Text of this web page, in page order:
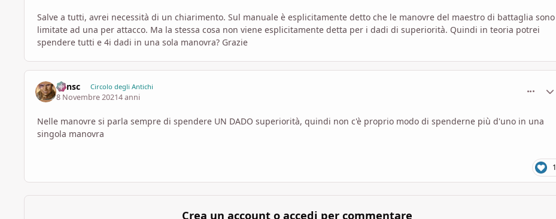
Salve a tutti, avrei necessità di un chiarimento. Sul manuale è esplicitamente detto che le manovre del maestro di battaglia sono
limitate ad una per attacco. Ma la stessa cosa non viene esplicitamente detta per i dadi di superiorità. Quindi in teoria potrei
spendere tutti e 4i dadi in una sola manovra? Grazie
Minsc Circolo degli Antichi
8 Novembre 20214 anni
Nelle manovre si parla sempre di spendere UN DADO superiorità, quindi non c'è proprio modo di spenderne più d'uno in una
singola manovra
1
Crea un account o accedi per commentare